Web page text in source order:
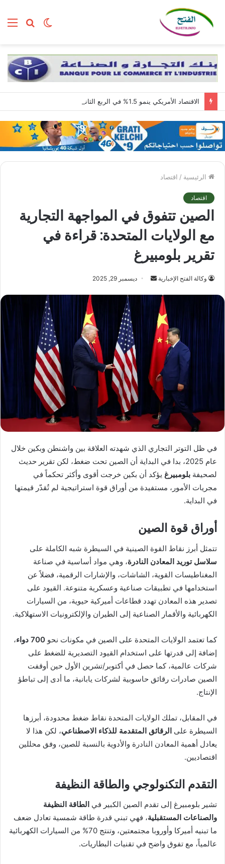
بحث الوضع
الرئيسية / اقتصاد
اقتصاد
الصين تتفوق في المواجهة التجارية
مع الولايات المتحدة: قراءة في
تقرير بلومبيرغ
وكالة الفتح الإخبارية
أرسل ديسمبر 29, 2025
في ظل التوتر التجاري الذي شهدته العلاقة بين واشنطن وبكين خلال
عام 2025، بدا في البداية أن الصين تحت ضغط، لكن تقرير حديث
لصحيفة بلومبيرغ يؤكد أن بكين خرجت أقوى وأكثر تحكماً في
مجريات الأمور، مستفيدة من أوراق قوة استراتيجية لم تُقدّر قيمتها
في البداية.
أوراق قوة الصين
تتمثل أبرز نقاط القوة الصينية في السيطرة شبه الكاملة على
سلاسل توريد المعادن النادرة، وهي مواد أساسية في صناعة
المغناطيسات القوية، الشاشات، والإشارات الرقمية، فضلاً عن
استخدامها في تطبيقات صناعية وعسكرية متنوعة. القيود على
تصدير هذه المعادن تهدد قطاعات أميركية حيوية، من السيارات
الكهربائية والأقمار الصناعية إلى الطيران والإلكترونيات الاستهلاكية.
كما تعتمد الولايات المتحدة على الصين في مكونات نحو 700 دواء
،
إضافة إلى قدرتها على استخدام القيود التصديرية للضغط على
شركات عالمية، كما حصل في أكتوبر/تشرين الأول حين أوقفت
الصين صادرات رقائق حاسوبية لشركات يابانية، ما أدى إلى تباطؤ
الإنتاج.
في المقابل، تملك الولايات المتحدة نقاط ضغط محدودة، أبرزها
السيطرة على الرقائق المتقدمة للذكاء الاصطناعي، لكن هذا لا
يعادل أهمية المعادن النادرة والأدوية بالنسبة للصين، وفق محللين
اقتصاديين.
التقدم التكنولوجي والطاقة النظيفة
تشير بلومبيرغ إلى تقدم الصين الكبير في الطاقة النظيفة
والصناعات المستقبلية، فهي تبني قدرة طاقة شمسية تعادل ضعف
ما تبنيه أميركا وأوروبا مجتمعتين، وتنتج 70% من السيارات الكهربائية
عالمياً، مع تفوق واضح في تقنيات البطاريات.